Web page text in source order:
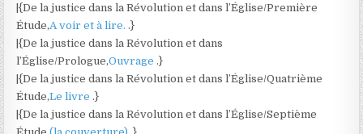
|{De la justice dans la Révolution et dans l’Église/Première
Étude,A voir et à lire. .}
|{De la justice dans la Révolution et dans
l’Église/Prologue,Ouvrage .}
|{De la justice dans la Révolution et dans l’Église/Quatrième
Étude,Le livre .}
|{De la justice dans la Révolution et dans l’Église/Septième